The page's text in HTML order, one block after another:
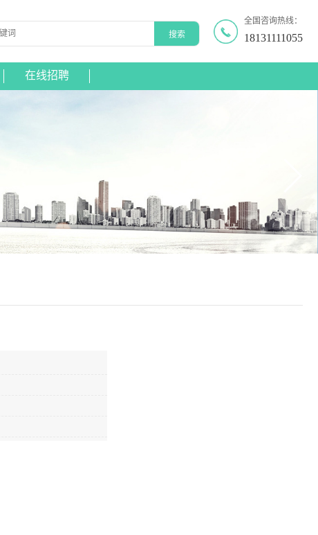
全国咨询热线：
18131111055
在线招聘